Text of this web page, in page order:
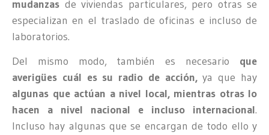
mudanzas de viviendas particulares, pero otras se
especializan en el traslado de oficinas e incluso de
laboratorios.
Del mismo modo, también es necesario que
averigües cuál es su radio de acción,ya que hay
algunas que actúan a nivel local, mientras otras lo
hacen a nivel nacional e incluso internacional.
Incluso hay algunas que se encargan de todo ello y